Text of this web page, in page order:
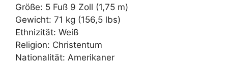
Größe: 5 Fuß 9 Zoll (1,75 m)
Gewicht: 71 kg (156,5 lbs)
Ethnizität: Weiß
Religion: Christentum
Nationalität: Amerikaner